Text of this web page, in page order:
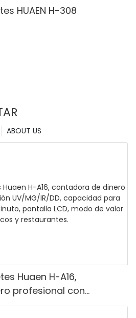
HUAEN H-308
ABOUT US
Huaen H-A16,
profesional con
DD, capacidad para